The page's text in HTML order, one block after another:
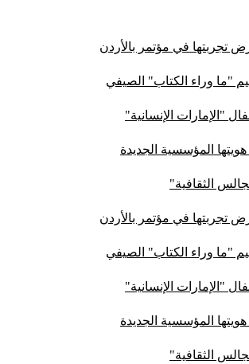
تجربتها في مؤتمر بالأردن
"ما وراء الكتاب" الصيفي
المؤسسية الجديدة
الثقافية"
تجربتها في مؤتمر بالأردن
"ما وراء الكتاب" الصيفي
المؤسسية الجديدة
الثقافية"